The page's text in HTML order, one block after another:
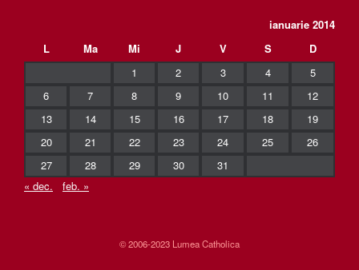
ianuarie 2014
L
Ma Mi J V S
D
1
2 3 4
5
6
7 8 9 10 11
12
13
14 15 16 17 18
19
20
21 22 23 24 25
26
27
28 29 30
31
« dec.
feb. »
© 2006-2023 Lumea Catholica